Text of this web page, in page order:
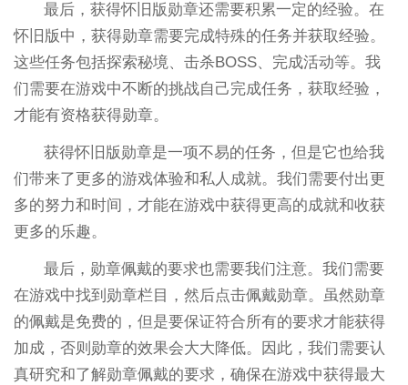
最后，获得怀旧版勋章还需要积累一定的经验。在
怀旧版中，获得勋章需要完成特殊的任务并获取经验。
这些任务包括探索秘境、击杀BOSS、完成活动等。我
们需要在游戏中不断的挑战自己完成任务，获取经验，
才能有资格获得勋章。
获得怀旧版勋章是一项不易的任务，但是它也给我
们带来了更多的游戏体验和私人成就。我们需要付出更
多的努力和时间，才能在游戏中获得更高的成就和收获
更多的乐趣。
最后，勋章佩戴的要求也需要我们注意。我们需要
在游戏中找到勋章栏目，然后点击佩戴勋章。虽然勋章
的佩戴是免费的，但是要保证符合所有的要求才能获得
加成，否则勋章的效果会大大降低。因此，我们需要认
真研究和了解勋章佩戴的要求，确保在游戏中获得最大